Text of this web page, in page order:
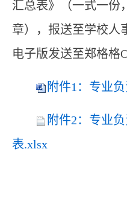
汇总表》（一式一份
章），报送至学校人
电子版发送至郑格格
附件1：专业
附件2：专业
表.xlsx